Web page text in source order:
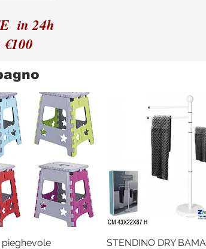
in 24h
Vista rapida Vista rapida
STENDINO DRY BAMA